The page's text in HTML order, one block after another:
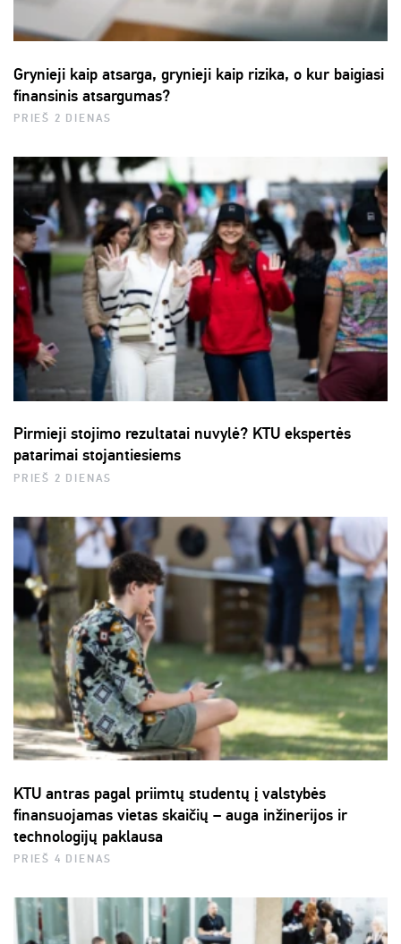
Grynieji kaip atsarga, grynieji kaip rizika, o kur baigiasi
finansinis atsargumas?
PRIEŠ 2 DIENAS
Pirmieji stojimo rezultatai nuvylė? KTU ekspertės
patarimai stojantiesiems
PRIEŠ 2 DIENAS
KTU antras pagal priimtų studentų į valstybės
finansuojamas vietas skaičių – auga inžinerijos ir
technologijų paklausa
PRIEŠ 4 DIENAS